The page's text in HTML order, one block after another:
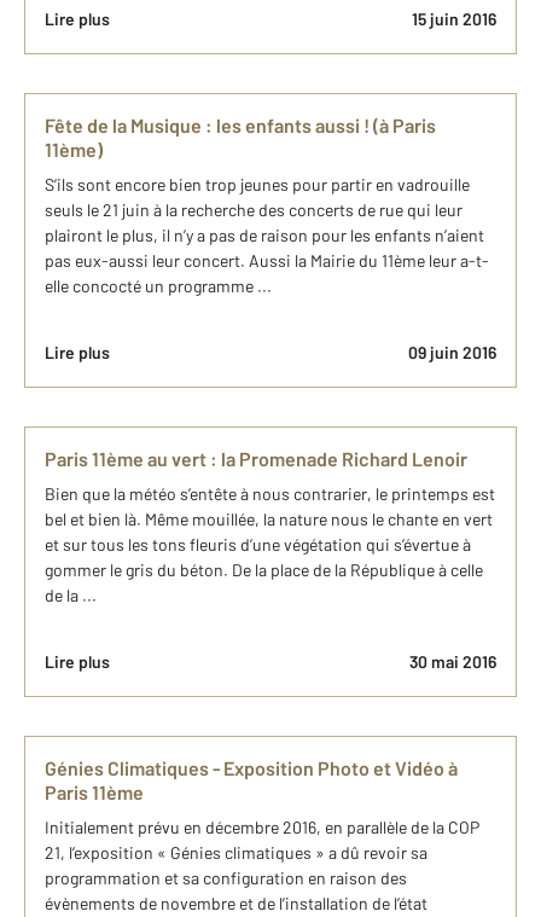
Lire plus 15 juin 2016
Fête de la Musique : les enfants aussi ! (à Paris
11ème)
S’ils sont encore bien trop jeunes pour partir en vadrouille
seuls le 21 juin à la recherche des concerts de rue qui leur
plairont le plus, il n’y a pas de raison pour les enfants n’aient
pas eux-aussi leur concert. Aussi la Mairie du 11ème leur a-t-
elle concocté un programme ...
Lire plus 09 juin 2016
Paris 11ème au vert : la Promenade Richard Lenoir
Bien que la météo s’entête à nous contrarier, le printemps est
bel et bien là. Même mouillée, la nature nous le chante en vert
et sur tous les tons fleuris d’une végétation qui s’évertue à
gommer le gris du béton. De la place de la République à celle
de la ...
Lire plus 30 mai 2016
Génies Climatiques - Exposition Photo et Vidéo à
Paris 11ème
Initialement prévu en décembre 2016, en parallèle de la COP
21, l’exposition « Génies climatiques » a dû revoir sa
programmation et sa configuration en raison des
évènements de novembre et de l’installation de l’état